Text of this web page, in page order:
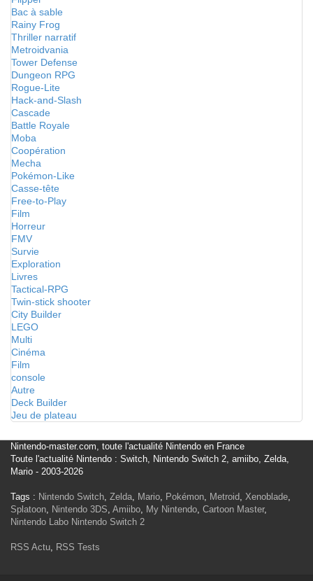
Bac à sable
Rainy Frog
Thriller narratif
Metroidvania
Tower Defense
Dungeon RPG
Rogue-Lite
Hack-and-Slash
Cascade
Battle Royale
Moba
Coopération
Mecha
Pokémon-Like
Casse-tête
Free-to-Play
Film
Horreur
FMV
Survie
Exploration
Livres
Tactical-RPG
Twin-stick shooter
City Builder
LEGO
Multi
Cinéma
Film
console
Autre
Deck Builder
Jeu de plateau
Nintendo-master.com, toute l'actualité Nintendo en France
Toute l'actualité Nintendo : Switch, Nintendo Switch 2, amiibo, Zelda,
Mario - 2003-2026
Tags : Nintendo Switch, Zelda, Mario, Pokémon, Metroid, Xenoblade,
Splatoon, Nintendo 3DS, Amiibo, My Nintendo, Cartoon Master,
Nintendo Labo Nintendo Switch 2
RSS Actu, RSS Tests